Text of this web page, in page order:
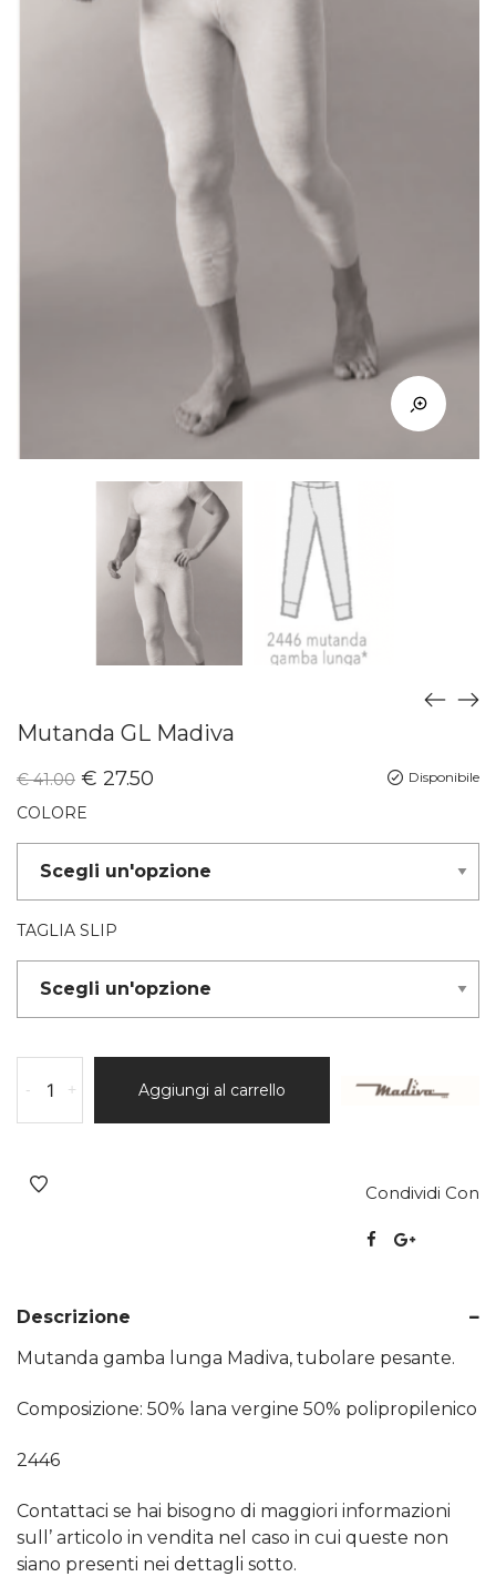
Mutanda GL Madiva
Disponibile
€41.00 € 27.50
COLORE
TAGLIA SLIP
- + Aggiungi al carrello
Condividi Con
Descrizione
Mutanda gamba lunga Madiva, tubolare pesante.
Composizione: 50% lana vergine 50% polipropilenico
2446
Contattaci se hai bisogno di maggiori informazioni
sull’ articolo in vendita nel caso in cui queste non
siano presenti nei dettagli sotto.